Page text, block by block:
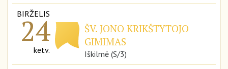
BIRŽELIS
24
ketv.
ŠV. JONO KRIKŠTYTOJO
GIMIMAS
Iškilmė (S/3)